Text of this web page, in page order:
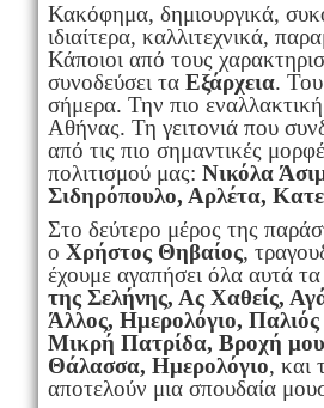
Κακόφημα, δημιουργικά,
ιδιαίτερα, καλλιτεχνικά,
Κάποιοι από τους
συνοδεύσει τα Εξάρχεια. Του
σήμερα. Την πιο εναλλακτική
Αθήνας. Τη γειτονιά που
από τις πιο σημαντικές
πολιτισμού μας: Νικόλα
Σιδηρόπουλο, Αρλέτα,
Στο δεύτερο μέρος της
ο Χρήστος Θηβαίος,
έχουμε αγαπήσει όλα αυτά τα
της Σελήνης, Ας Χαθείς,
Άλλος, Ημερολόγιο,
Μικρή Πατρίδα, Βροχή
Θάλασσα, Ημερολόγιο, και
αποτελούν μια σπουδαία